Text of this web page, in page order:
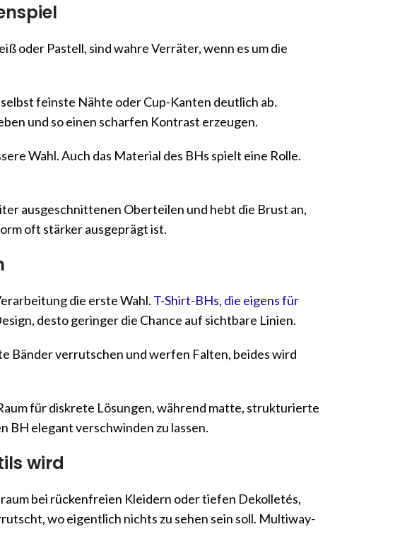
oder Pastell, sind wahre Verräter, wenn es um die
feinste Nähte oder Cup-Kanten deutlich ab.
und so einen scharfen Kontrast erzeugen.
Wahl. Auch das Material des BHs spielt eine Rolle.
ausgeschnittenen Oberteilen und hebt die Brust an,
oft stärker ausgeprägt ist.
die erste Wahl. T-Shirt-BHs, die eigens für
desto geringer die Chance auf sichtbare Linien.
Bänder verrutschen und werfen Falten, beides wird
für diskrete Lösungen, während matte, strukturierte
BH elegant verschwinden zu lassen.
wird
bei rückenfreien Kleidern oder tiefen Dekolletés,
wo eigentlich nichts zu sehen sein soll. Multiway-